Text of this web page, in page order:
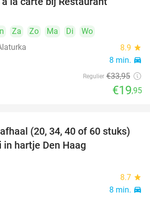
Za Zo Ma Di
Wo
8.9 star
8 min. directions_car
Regulier €33,95
€19,95
49%
(20, 34, 40 of 60 stuks)
in hartje Den Haag
8.7 star
8 min. directions_car